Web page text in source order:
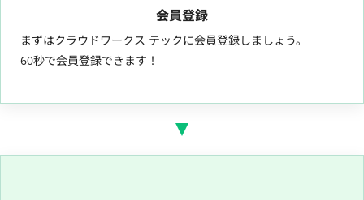
会員登録
まずはクラウドワークス テックに会員登録しましょう。
60秒で会員登録できます！